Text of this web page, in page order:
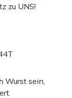
zu UNS!
Wurst sein,